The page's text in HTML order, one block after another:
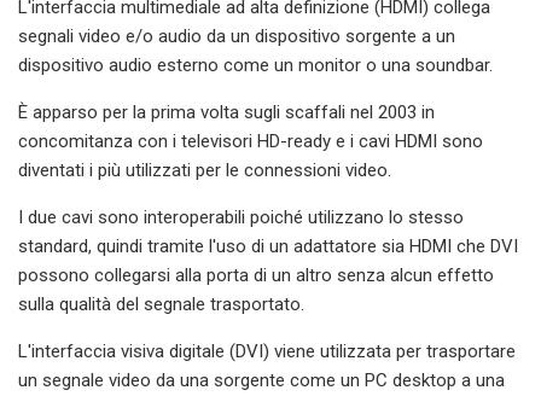
L'interfaccia multimediale ad alta definizione (HDMI) collega
segnali video e/o audio da un dispositivo sorgente a un
dispositivo audio esterno come un monitor o una soundbar.
È apparso per la prima volta sugli scaffali nel 2003 in
concomitanza con i televisori HD-ready e i cavi HDMI sono
diventati i più utilizzati per le connessioni video.
I due cavi sono interoperabili poiché utilizzano lo stesso
standard, quindi tramite l'uso di un adattatore sia HDMI che DVI
possono collegarsi alla porta di un altro senza alcun effetto
sulla qualità del segnale trasportato.
L'interfaccia visiva digitale (DVI) viene utilizzata per trasportare
un segnale video da una sorgente come un PC desktop a una